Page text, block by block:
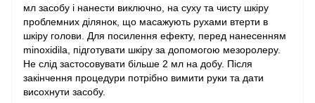
мл засобу і нанести виключно, на суху та чисту шкіру
проблемних ділянок, що масажують рухами втерти в
шкіру голови. Для посилення ефекту, перед нанесенням
minoxidila, підготувати шкіру за допомогою мезоролеру.
Не слід застосовувати більше 2 мл на добу. Після
закінчення процедури потрібно вимити руки та дати
висохнути засобу.